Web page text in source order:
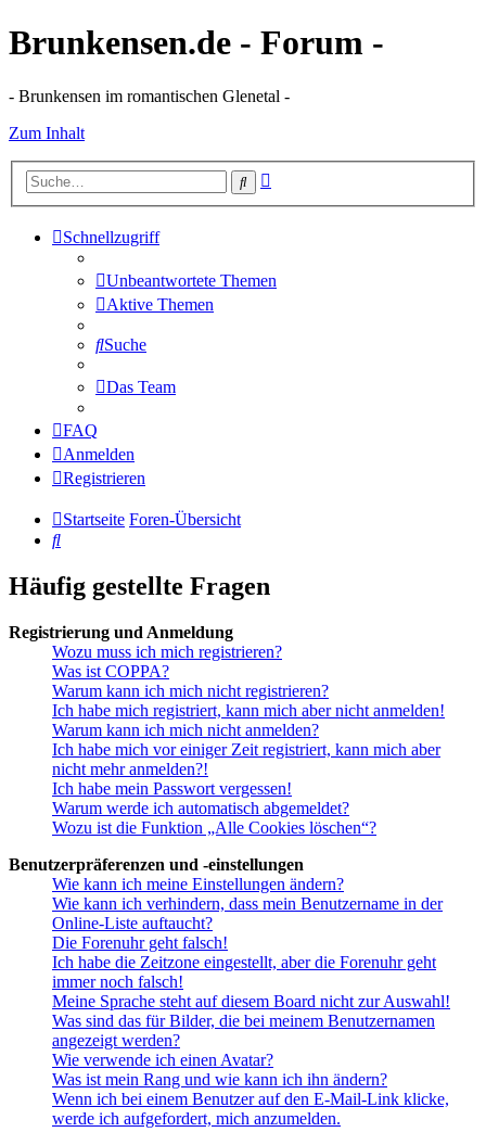
Brunkensen.de - Forum -
- Brunkensen im romantischen Glenetal -
Zum Inhalt
Suche
Schnellzugriff
Unbeantwortete Themen
Aktive Themen
Suche
Das Team
FAQ
Anmelden
Registrieren
Startseite Foren-Übersicht
Suche
Häufig gestellte Fragen
Registrierung und Anmeldung
Wozu muss ich mich registrieren?
Was ist COPPA?
Warum kann ich mich nicht registrieren?
Ich habe mich registriert, kann mich aber nicht anmelden!
Warum kann ich mich nicht anmelden?
Ich habe mich vor einiger Zeit registriert, kann mich aber
nicht mehr anmelden?!
Ich habe mein Passwort vergessen!
Warum werde ich automatisch abgemeldet?
Wozu ist die Funktion „Alle Cookies löschen“?
Benutzerpräferenzen und -einstellungen
Wie kann ich meine Einstellungen ändern?
Wie kann ich verhindern, dass mein Benutzername in der
Online-Liste auftaucht?
Die Forenuhr geht falsch!
Ich habe die Zeitzone eingestellt, aber die Forenuhr geht
immer noch falsch!
Meine Sprache steht auf diesem Board nicht zur Auswahl!
Was sind das für Bilder, die bei meinem Benutzernamen
angezeigt werden?
Wie verwende ich einen Avatar?
Was ist mein Rang und wie kann ich ihn ändern?
Wenn ich bei einem Benutzer auf den E-Mail-Link klicke,
werde ich aufgefordert, mich anzumelden.